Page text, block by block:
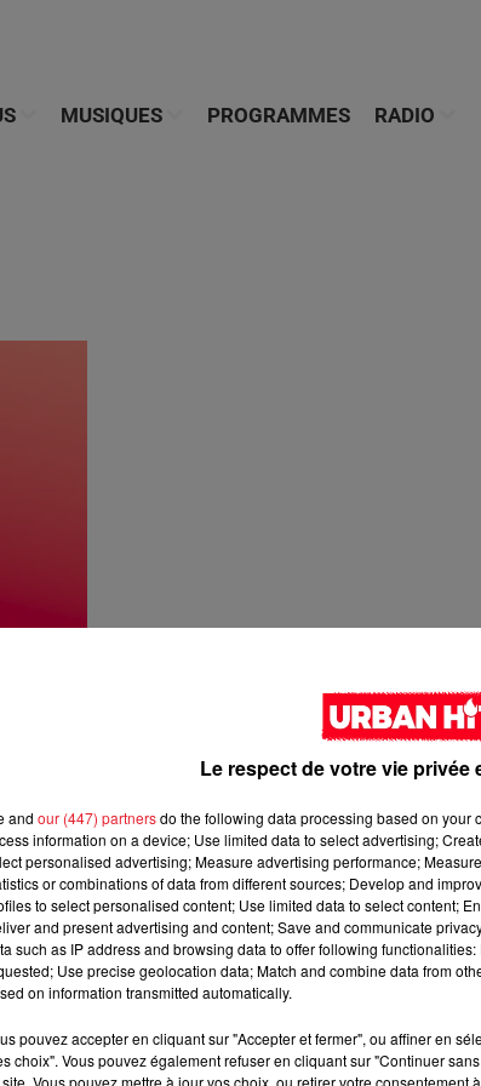
MUSIQUES PROGRAMMES RADIO
Le respect de votre vie privée
and our (447) partnersdo the following data processing based on your
information on a device; Use limited data to select advertising;
personalised advertising; Measure advertising performance;
or combinations of data from different sources; Develop and
to select personalised content; Use limited data to select content;
and present advertising and content; Save and communicate
such as IP address and browsing data to offer following
Use precise geolocation data; Match and combine data from
on information transmitted automatically.
pouvez accepter en cliquant sur "Accepter et fermer", ou affiner en
choix". Vous pouvez également refuser en cliquant sur "Continuer
Vous pouvez mettre à jour vos choix, ou retirer votre consentement